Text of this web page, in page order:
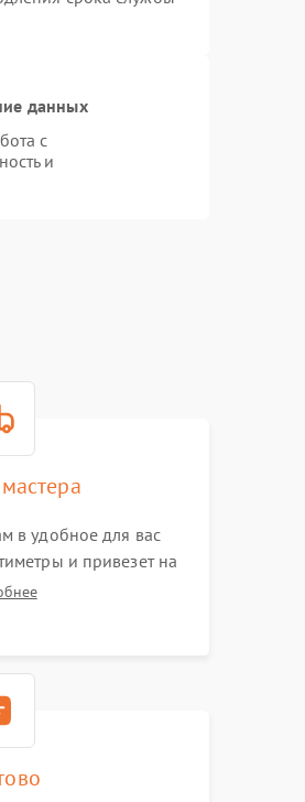
данных
с
и
в удобное для вас
и привезет на